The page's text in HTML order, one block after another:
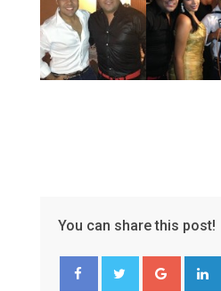
You can share this post!
Google+